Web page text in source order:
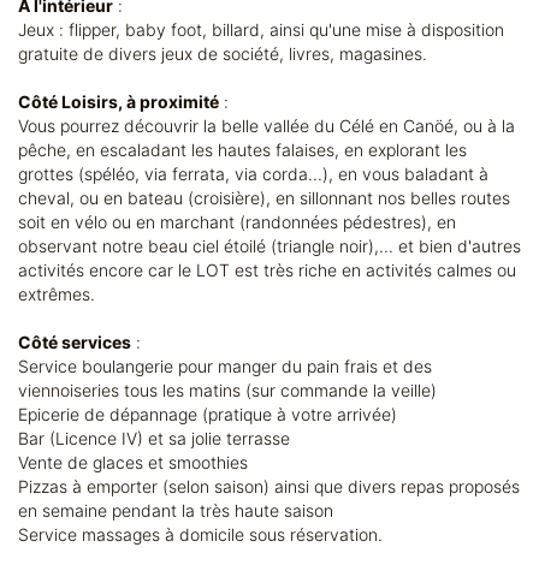
A l'intérieur :
Jeux : flipper, baby foot, billard, ainsi qu'une mise à disposition
gratuite de divers jeux de société, livres, magasines.
Côté Loisirs, à proximité :
Vous pourrez découvrir la belle vallée du Célé en Canöé, ou à la
pêche, en escaladant les hautes falaises, en explorant les
grottes (spéléo, via ferrata, via corda...), en vous baladant à
cheval, ou en bateau (croisière), en sillonnant nos belles routes
soit en vélo ou en marchant (randonnées pédestres), en
observant notre beau ciel étoilé (triangle noir),... et bien d'autres
activités encore car le LOT est très riche en activités calmes ou
extrêmes.
Côté services :
Service boulangerie pour manger du pain frais et des
viennoiseries tous les matins (sur commande la veille)
Epicerie de dépannage (pratique à votre arrivée)
Bar (Licence IV) et sa jolie terrasse
Vente de glaces et smoothies
Pizzas à emporter (selon saison) ainsi que divers repas proposés
en semaine pendant la très haute saison
Service massages à domicile sous réservation.